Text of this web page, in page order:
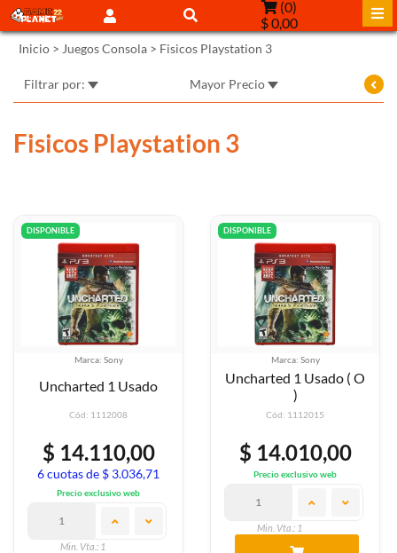
(0)
$ 0,00
Inicio > Juegos Consola > Fisicos Playstation 3
Filtrar por: Mayor Precio
Fisicos Playstation 3
DISPONIBLE
Marca: Sony
Uncharted 1 Usado
Cód: 1112008
$ 14.110,00
6 cuotas de $ 3.036,71
Precio exclusivo web
Min. Vta.: 1
DISPONIBLE
Marca: Sony
Uncharted 1 Usado ( O
)
Cód: 1112015
$ 14.010,00
Precio exclusivo web
Min. Vta.: 1